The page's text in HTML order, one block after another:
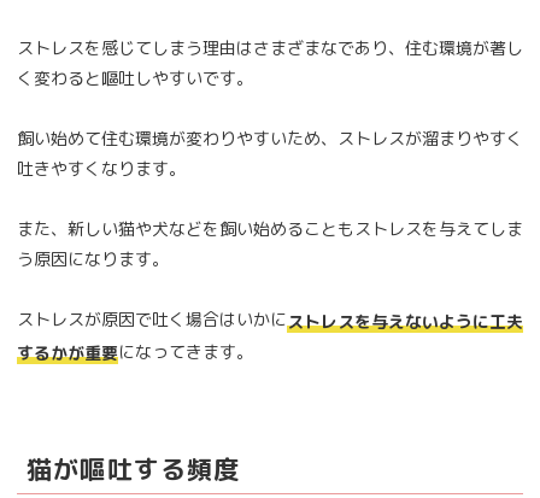
ストレスを感じてしまう理由はさまざまなであり、住む環境が著し
く変わると嘔吐しやすいです。
飼い始めて住む環境が変わりやすいため、ストレスが溜まりやすく
吐きやすくなります。
また、新しい猫や犬などを飼い始めることもストレスを与えてしま
う原因になります。
ストレスが原因で吐く場合はいかにストレスを与えないように工夫
するかが重要になってきます。
猫が嘔吐する頻度